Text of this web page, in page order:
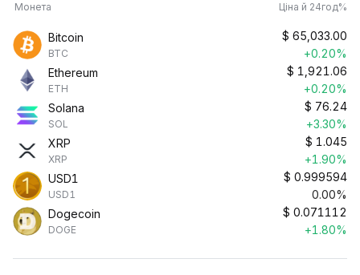
Монета Ціна й 24год%
Bitcoin
BTC
$ 65,033.00
+0.20%
Ethereum
ETH
$ 1,921.06
+0.20%
Solana
SOL
$ 76.24
+3.30%
XRP
XRP
$ 1.045
+1.90%
USD1
USD1
$ 0.999594
0.00%
Dogecoin
DOGE
$ 0.071112
+1.80%